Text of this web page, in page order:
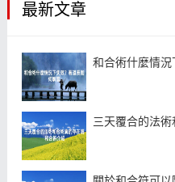
最新文章
和合術什麼情況
三天覆合的法術